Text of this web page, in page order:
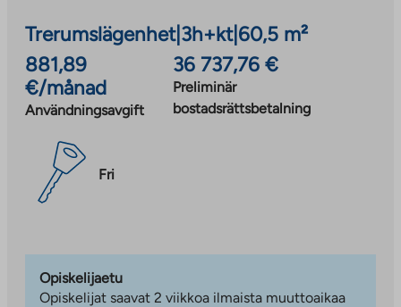
Trerumslägenhet| 3h+kt| 60,5 m²
881,89
€/månad
Användningsavgift
36 737,76 €
Preliminär
bostadsrättsbetalning
Fri
Opiskelijaetu
Opiskelijat saavat 2 viikkoa ilmaista muuttoaikaa